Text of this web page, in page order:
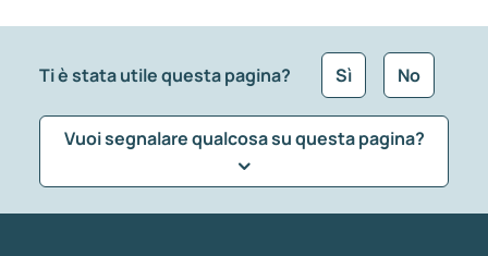
Ti è stata utile questa pagina? Sì No
Vuoi segnalare qualcosa su questa pagina?